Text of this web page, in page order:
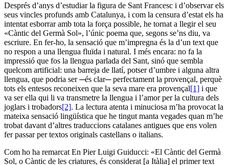
Després d’anys d’estudiar la figura de Sant Francesc i d’observar els
seus vincles profunds amb Catalunya, i com la censura d’estat els ha
intentat esborrar amb tota la força possible, he tornat a llegir el seu
«Càntic del Germà Sol», l’únic poema que, segons se’ns diu, va
escriure. En fer-ho, la sensació que m’impregna és la d’un text que
no respon a una llengua fluïda i natural. I més encara: no fa la
impressió que fos la llengua parlada del Sant, sinó que sembla
quelcom artificial: una barreja de llatí, potser d’umbre i alguna altra
llengua, que podria ser ─és clar─ perfectament la provençal, perquè
tots els entesos reconeixen que la seva mare era provençal[1] i que
va ser ella qui li va transmetre la llengua i l’amor per la cultura dels
joglars i trobadors[2]. La lectura atenta i minuciosa m’ha provocat la
mateixa sensació lingüística que he tingut manta vegades quan m’he
trobat davant d’altres traduccions catalanes antigues que ens volen
fer passar per textos originals castellans o italians.
Com ho ha remarcat En Pier Luigi Guiducci: «El Càntic del Germà
Sol, o Càntic de les criatures, és considerat [a Itàlia] el primer text